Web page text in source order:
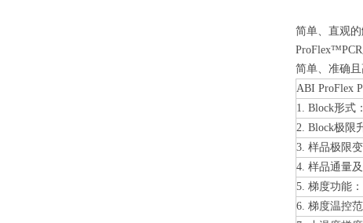
简单、直观
简单、准确且
ABI ProFlex
1. Block形式：
2. Block极限
3. 样品极限变
4. 样品通量及
5. 梯度功能：
6. 梯度温控范